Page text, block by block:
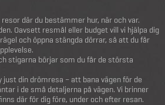
där du bestämmer hur, när och var.
Oavsett resmål eller budget vill vi hjälpa dig
och öppna stängda dörrar, så att du får
stigarna börjar som du får de största
din drömresa – att bana vägen för de
i de små detaljerna på vägen. Vi brinner
där för dig före, under och efter resan.